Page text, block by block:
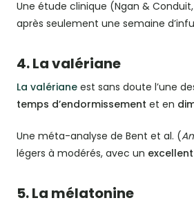
Une étude clinique (Ngan & Conduit,
après seulement une semaine
4. La valériane
La valériane est sans doute l’une
temps d’endormissement et en
Une méta-analyse de Bent et al. (
légers à modérés, avec un
5. La mélatonine